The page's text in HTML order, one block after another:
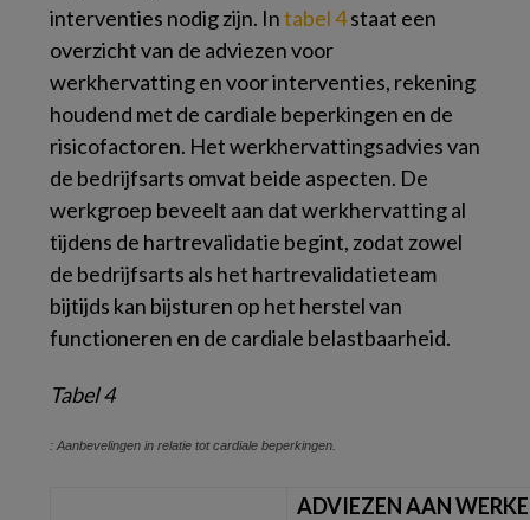
interventies nodig zijn. Intabel 4staat een
overzicht van de adviezen voor
werkhervatting en voor interventies, rekening
houdend met de cardiale beperkingen en de
risicofactoren. Het werkhervattingsadvies van
de bedrijfsarts omvat beide aspecten. De
werkgroep beveelt aan dat werkhervatting al
tijdens de hartrevalidatie begint, zodat zowel
de bedrijfsarts als het hartrevalidatieteam
bijtijds kan bijsturen op het herstel van
functioneren en de cardiale belastbaarheid.
Tabel 4
: Aanbevelingen in relatie tot cardiale beperkingen.
ADVIEZEN AAN